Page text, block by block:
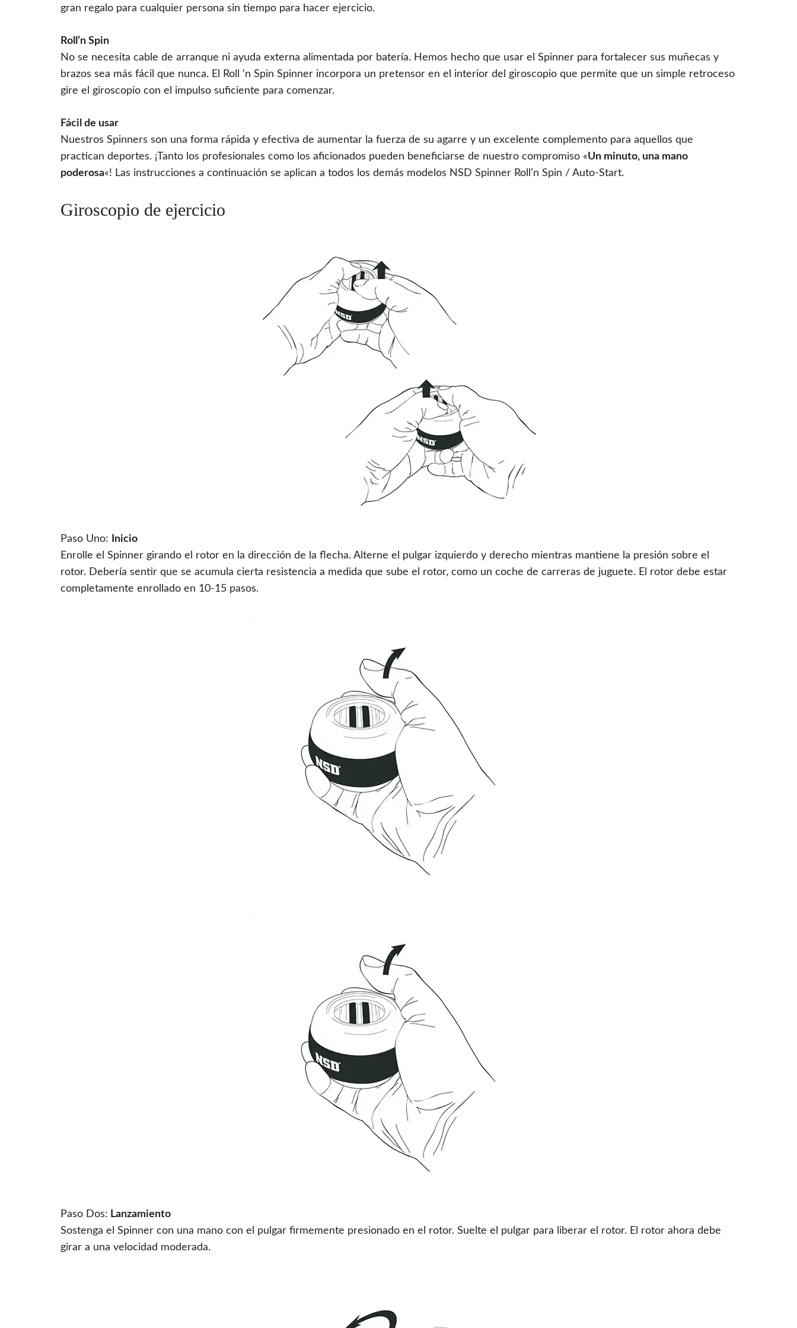
gran regalo para cualquier persona sin tiempo para hacer ejercicio.
Roll’n Spin
No se necesita cable de arranque ni ayuda externa alimentada por batería. Hemos hecho que usar el Spinner para fortalecer sus muñecas y
brazos sea más fácil que nunca. El Roll ‘n Spin Spinner incorpora un pretensor en el interior del giroscopio que permite que un simple retroceso
gire el giroscopio con el impulso suficiente para comenzar.
Fácil de usar
Nuestros Spinners son una forma rápida y efectiva de aumentar la fuerza de su agarre y un excelente complemento para aquellos que
practican deportes. ¡Tanto los profesionales como los aficionados pueden beneficiarse de nuestro compromiso «Un minuto, una mano
poderosa«! Las instrucciones a continuación se aplican a todos los demás modelos NSD Spinner Roll’n Spin / Auto-Start.
Giroscopio de ejercicio
Paso Uno:
Inicio
Enrolle el Spinner girando el rotor en la dirección de la flecha. Alterne el pulgar izquierdo y derecho mientras mantiene la presión sobre el
rotor. Debería sentir que se acumula cierta resistencia a medida que sube el rotor, como un coche de carreras de juguete. El rotor debe estar
completamente enrollado en 10-15 pasos.
Paso Dos: Lanzamiento
Sostenga el Spinner con una mano con el pulgar firmemente presionado en el rotor. Suelte el pulgar para liberar el rotor. El rotor ahora debe
girar a una velocidad moderada.